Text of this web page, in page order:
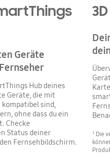
Geräte
Hub deines
Geräte, die mit
sind,
ohne dass du ein
Checke
Status deiner
Fernsehbildschirm.
¹ Die